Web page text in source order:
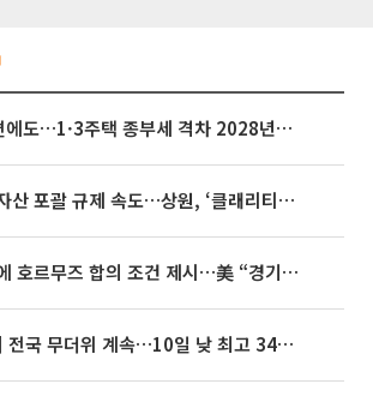
종부세 개편에도…1·3주택 종부세 격차 2028년부터 확대
미국, 가상자산 포괄 규제 속도…상원, ‘클래리티법’ 9월 절차투표 추진
이란, 미국에 호르무즈 합의 조건 제시…美 “경기 아직 안 끝나” [종합]
[내일 날씨] 전국 무더위 계속…10일 낮 최고 34도 육박